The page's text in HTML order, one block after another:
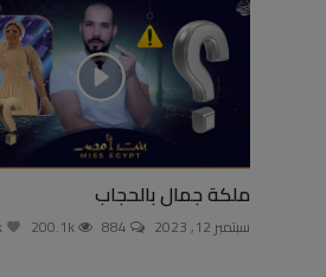
ملكة جمال بالحجاب
سبتمبر 12, 2023